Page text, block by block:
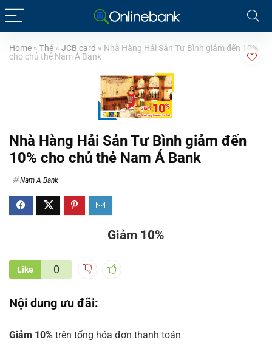
Home » Thẻ » JCB card » Nhà Hàng Hải Sản Tư Bình giảm đến 10%
cho chủ thẻ Nam Á Bank
Nhà Hàng Hải Sản Tư Bình giảm đến
10% cho chủ thẻ Nam Á Bank
Nam A Bank
Giảm 10%
Like 0
Nội dung ưu đãi:
Giảm 10% trên tổng hóa đơn thanh toán